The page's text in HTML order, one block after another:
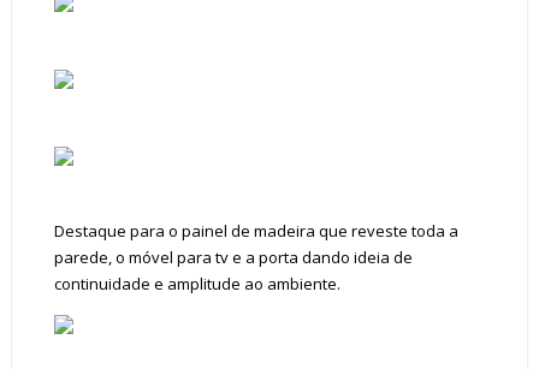
Destaque para o painel de madeira que reveste toda a
parede, o móvel para tv e a porta dando ideia de
continuidade e amplitude ao ambiente.